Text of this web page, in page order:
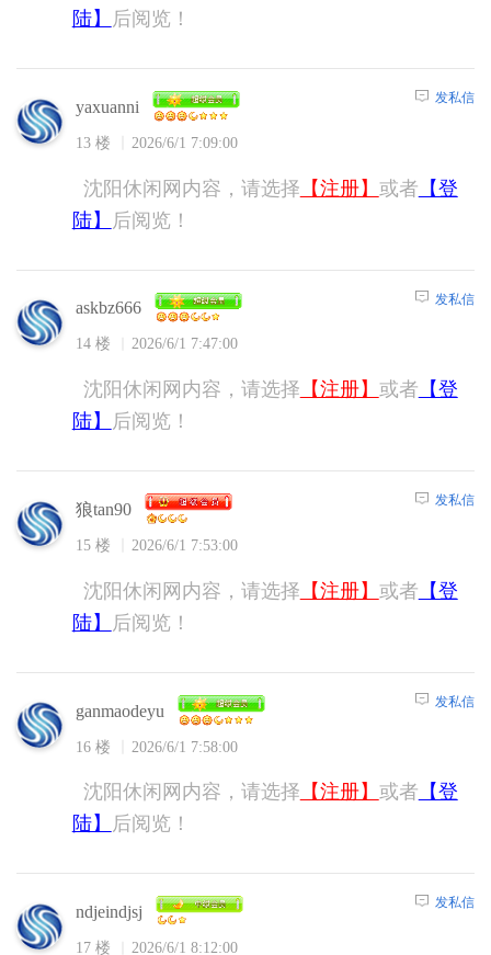
陆】
后阅览！
yaxuanni
13 楼 2026/6/1 7:09:00
发私信
沈阳休闲网内容，请选择 【注册】 或者 【登
陆】
后阅览！
askbz666
14 楼 2026/6/1 7:47:00
发私信
沈阳休闲网内容，请选择 【注册】 或者 【登
陆】
后阅览！
狼tan90
15 楼 2026/6/1 7:53:00
发私信
沈阳休闲网内容，请选择 【注册】 或者 【登
陆】
后阅览！
ganmaodeyu
16 楼 2026/6/1 7:58:00
发私信
沈阳休闲网内容，请选择 【注册】 或者 【登
陆】
后阅览！
ndjeindjsj
17 楼 2026/6/1 8:12:00
发私信